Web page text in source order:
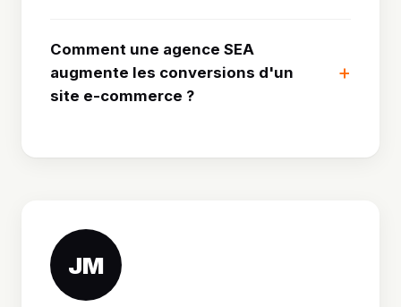
Comment une agence SEA
augmente les conversions d'un
site e-commerce ?
JM